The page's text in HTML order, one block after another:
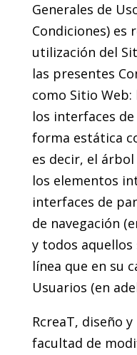
Generales de
Condiciones) es
utilización del
las presentes
como Sitio
los interfaces
forma estática
es decir, el
los elementos
interfaces de
de navegación
y todos aquellos
línea que en su
Usuarios (en
RcreaT, diseño
facultad de